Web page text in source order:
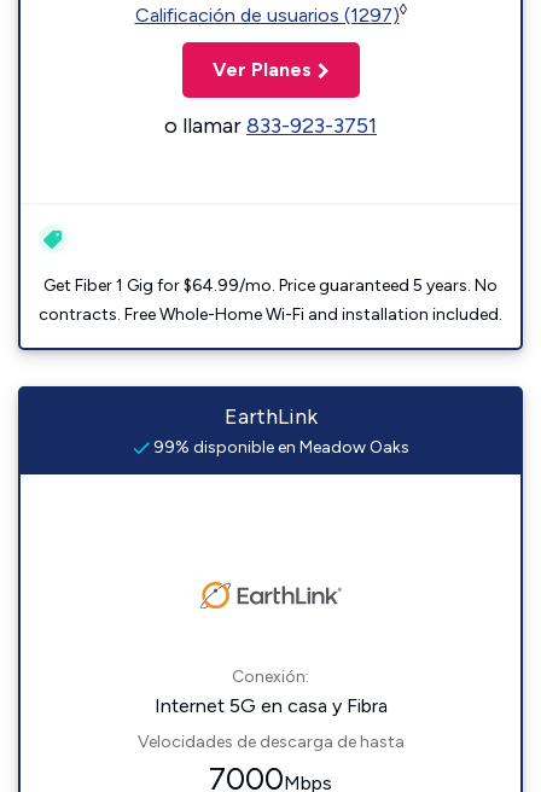
Calificación de usuarios (1297)◊
Ver Planes
o llamar833-923-3751
Get Fiber 1 Gig for $64.99/mo. Price guaranteed 5 years. No
contracts. Free Whole-Home Wi-Fi and installation included.
EarthLink
99% disponible en Meadow Oaks
Conexión:
Internet 5G en casa y Fibra
Velocidades de descarga de hasta
7000Mbps